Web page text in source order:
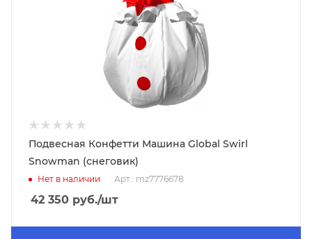
Подвесная Конфетти Машина Global Swirl
Snowman (снеговик)
Нет в наличии Арт.: mz7776678
42 350 руб./шт